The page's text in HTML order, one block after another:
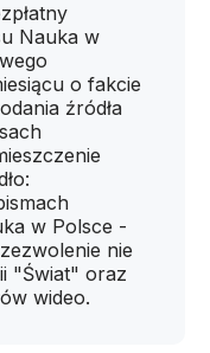
Nauka w
o fakcie
źródła
w Polsce -
nie
"Świat" oraz
wideo.